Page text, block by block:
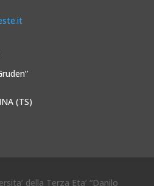
(TS)
della Terza Eta’ “Danilo